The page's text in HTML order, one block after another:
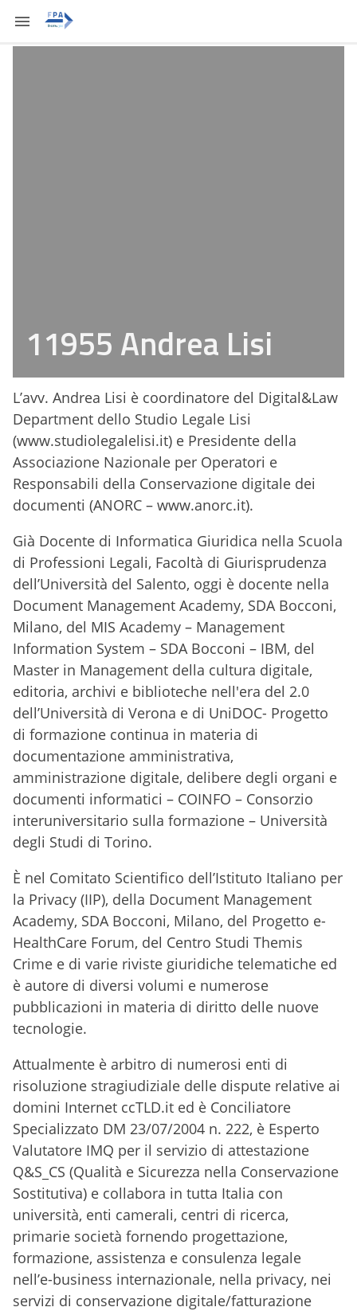
11955 Andrea Lisi
L’avv. Andrea Lisi è coordinatore del Digital&Law
Department dello Studio Legale Lisi
(www.studiolegalelisi.it) e Presidente della
Associazione Nazionale per Operatori e
Responsabili della Conservazione digitale dei
documenti (ANORC – www.anorc.it).
Già Docente di Informatica Giuridica nella Scuola
di Professioni Legali, Facoltà di Giurisprudenza
dell’Università del Salento, oggi è docente nella
Document Management Academy, SDA Bocconi,
Milano, del MIS Academy – Management
Information System – SDA Bocconi – IBM, del
Master in Management della cultura digitale,
editoria, archivi e biblioteche nell'era del 2.0
dell’Università di Verona e di UniDOC- Progetto
di formazione continua in materia di
documentazione amministrativa,
amministrazione digitale, delibere degli organi e
documenti informatici – COINFO – Consorzio
interuniversitario sulla formazione – Università
degli Studi di Torino.
È nel Comitato Scientifico dell’Istituto Italiano per
la Privacy (IIP), della Document Management
Academy, SDA Bocconi, Milano, del Progetto e-
HealthCare Forum, del Centro Studi Themis
Crime e di varie riviste giuridiche telematiche ed
è autore di diversi volumi e numerose
pubblicazioni in materia di diritto delle nuove
tecnologie.
Attualmente è arbitro di numerosi enti di
risoluzione stragiudiziale delle dispute relative ai
domini Internet ccTLD.it ed è Conciliatore
Specializzato DM 23/07/2004 n. 222, è Esperto
Valutatore IMQ per il servizio di attestazione
Q&S_CS (Qualità e Sicurezza nella Conservazione
Sostitutiva) e collabora in tutta Italia con
università, enti camerali, centri di ricerca,
primarie società fornendo progettazione,
formazione, assistenza e consulenza legale
nell’e-business internazionale, nella privacy, nei
servizi di conservazione digitale/fatturazione